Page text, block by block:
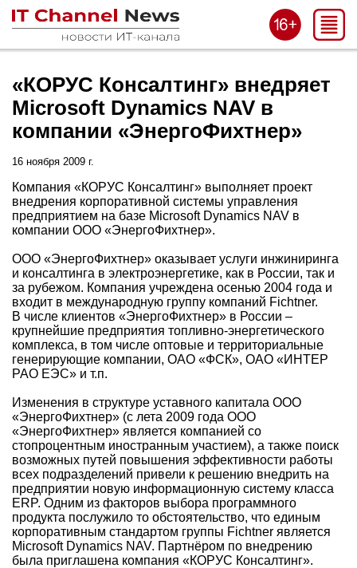
«КОРУС Консалтинг» внедряет
Microsoft Dynamics NAV в
компании «ЭнергоФихтнер»
16 ноября 2009 г.
Компания «КОРУС Консалтинг» выполняет проект
внедрения корпоративной системы управления
предприятием на базе Microsoft Dynamics NAV в
компании ООО «ЭнергоФихтнер».
ООО «ЭнергоФихтнер» оказывает услуги инжиниринга
и консалтинга в электроэнергетике, как в России, так и
за рубежом. Компания учреждена осенью 2004 года и
входит в международную группу компаний Fichtner.
В числе клиентов «ЭнергоФихтнер» в России –
крупнейшие предприятия топливно-энергетического
комплекса, в том числе оптовые и территориальные
генерирующие компании, ОАО «ФСК», ОАО «ИНТЕР
РАО ЕЭС» и т.п.
Изменения в структуре уставного капитала ООО
«ЭнергоФихтнер» (с лета 2009 года ООО
«ЭнергоФихтнер» является компанией со
стопроцентным иностранным участием), а также поиск
возможных путей повышения эффективности работы
всех подразделений привели к решению внедрить на
предприятии новую информационную систему класса
ERP. Одним из факторов выбора программного
продукта послужило то обстоятельство, что единым
корпоративным стандартом группы Fichtner является
Microsoft Dynamics NAV. Партнёром по внедрению
была приглашена компания «КОРУС Консалтинг».